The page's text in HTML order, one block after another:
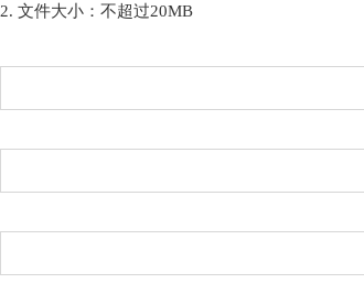
2. 文件大小：不超过20MB